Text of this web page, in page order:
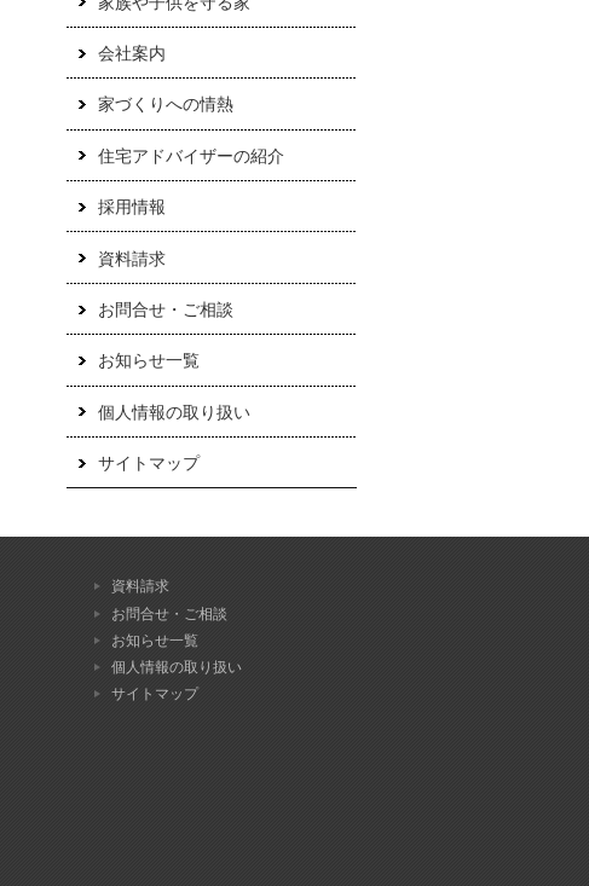
会社案内
家づくりへの情熱
住宅アドバイザーの紹介
採用情報
資料請求
お問合せ・ご相談
お知らせ一覧
個人情報の取り扱い
サイトマップ
資料請求
お問合せ・ご相談
お知らせ一覧
個人情報の取り扱い
サイトマップ